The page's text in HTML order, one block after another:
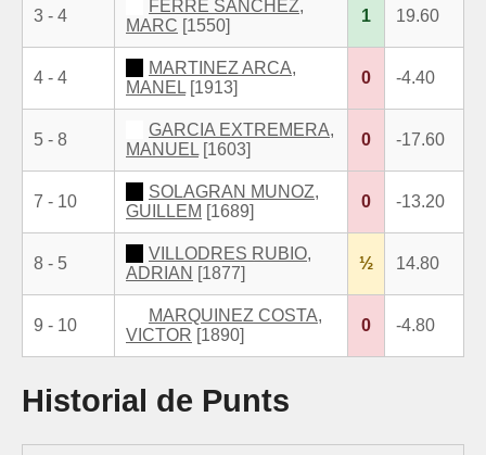
3 - 4
FERRE SANCHEZ,
MARC [1550]
1 19.60
4 - 4
MARTINEZ ARCA,
MANEL [1913]
0 -4.40
5 - 8
GARCIA EXTREMERA,
MANUEL [1603]
0 -17.60
7 - 10
SOLAGRAN MUNOZ,
GUILLEM [1689]
0 -13.20
8 - 5
VILLODRES RUBIO,
ADRIAN [1877]
½ 14.80
9 - 10
MARQUINEZ COSTA,
VICTOR [1890]
0 -4.80
Historial de Punts